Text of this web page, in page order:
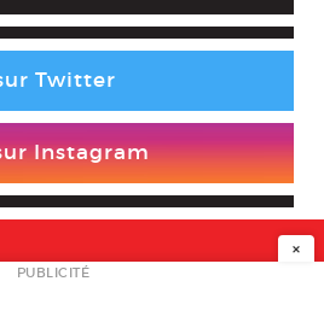
Twitter
Instagram
×
PUBLICITÉ